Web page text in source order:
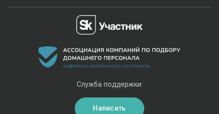
Служба поддержки:
Написать